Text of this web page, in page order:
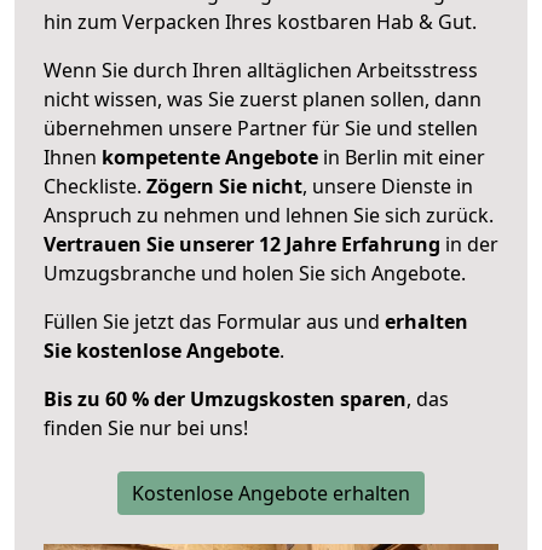
hin zum Verpacken Ihres kostbaren Hab & Gut.
Wenn Sie durch Ihren alltäglichen Arbeitsstress
nicht wissen, was Sie zuerst planen sollen, dann
übernehmen unsere Partner für Sie und stellen
Ihnen kompetente Angebote in Berlin mit einer
Checkliste. Zögern Sie nicht, unsere Dienste in
Anspruch zu nehmen und lehnen Sie sich zurück.
Vertrauen Sie unserer 12 Jahre Erfahrung in der
Umzugsbranche und holen Sie sich Angebote.
Füllen Sie jetzt das Formular aus und erhalten
Sie kostenlose Angebote.
Bis zu 60 % der Umzugskosten sparen, das
finden Sie nur bei uns!
Kostenlose Angebote erhalten